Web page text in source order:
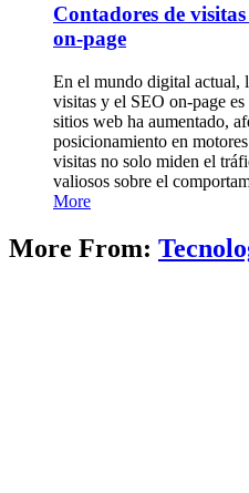
Contadores de
on-page
En el mundo digital actual,
visitas y el SEO on-page
sitios web ha aumentado,
posicionamiento en
visitas no solo miden el
valiosos sobre el
More
More From: